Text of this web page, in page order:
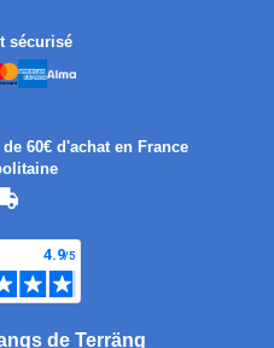
sécurisé
60€ d'achat en France
de Terräng